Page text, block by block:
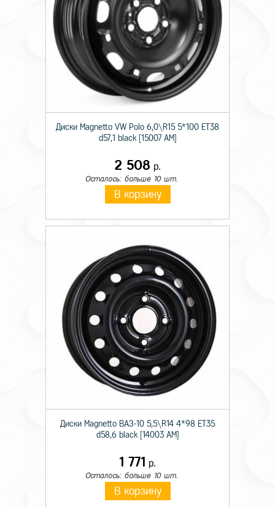
Диски Magnetto VW Polo 6,0\R15 5*100 ET38
d57,1 black [15007 AM]
2 508 р.
Осталось: больше 10 шт.
В корзину
Диски Magnetto ВАЗ-10 5,5\R14 4*98 ET35
d58,6 black [14003 AM]
1 771 р.
Осталось: больше 10 шт.
В корзину